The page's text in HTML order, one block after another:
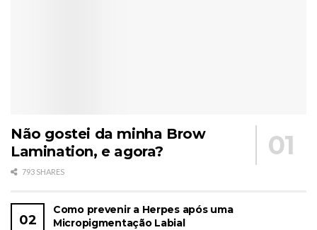
Não gostei da minha Brow
Lamination, e agora?
793 SHARES
Como prevenir a Herpes após uma
Micropigmentação Labial